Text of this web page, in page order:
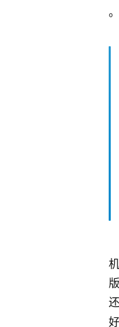
。
机
版
还
好